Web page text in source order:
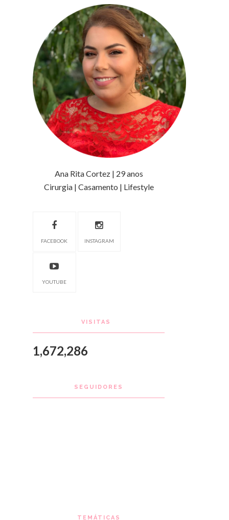
Ana Rita Cortez | 29 anos
Cirurgia | Casamento | Lifestyle
FACEBOOK INSTAGRAM
YOUTUBE
VISITAS
1,672,286
SEGUIDORES
TEMÁTICAS